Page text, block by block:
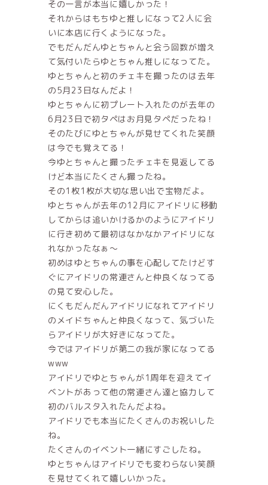
その一言が本当に嬉しかった！
それからはもちゆと推しになって2人に会
いに本店に行くようになった。
でもだんだんゆとちゃんと会う回数が増え
て気付いたらゆとちゃん推しになってた。
ゆとちゃんと初のチェキを撮ったのは去年
の5月23日なんだよ！
ゆとちゃんに初プレート入れたのが去年の
6月23日で初タペはお月見タペだったね！
そのたびにゆとちゃんが見せてくれた笑顔
は今でも覚えてる！
今ゆとちゃんと撮ったチェキを見返してる
けど本当にたくさん撮ったね。
その1枚1枚が大切な思い出で宝物だよ。
ゆとちゃんが去年の12月にアイドリに移動
してからは追いかけるかのようにアイドリ
に行き初めて最初はなかなかアイドリにな
れなかったなぁ〜
初めはゆとちゃんの事を心配してたけどす
ぐにアイドリの常連さんと仲良くなってる
の見て安心した。
にくもだんだんアイドリになれてアイドリ
のメイドちゃんと仲良くなって、気づいた
らアイドリが大好きになってた。
今ではアイドリが第二の我が家になってる
www
アイドリでゆとちゃんが1周年を迎えてイ
ベントがあって他の常連さん達と協力して
初のバルスタ入れたんだよね。
アイドリでも本当にたくさんのお祝いした
ね。
たくさんのイベント一緒にすごしたね。
ゆとちゃんはアイドリでも変わらない笑顔
を見せてくれて嬉しいかった。